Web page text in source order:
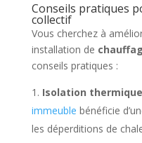
Conseils pratiques
collectif
Vous cherchez à
installation de
conseils pratiques :
Isolation
immeuble bénéficie
les déperditions de